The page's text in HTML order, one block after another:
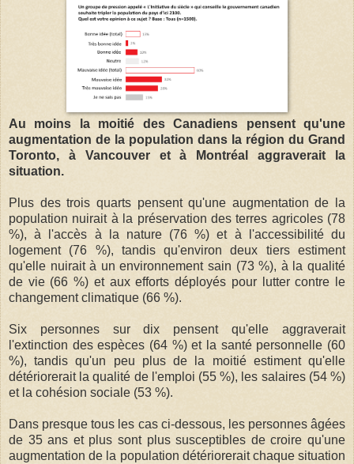
Au moins la moitié des Canadiens pensent qu'une
augmentation de la population dans la région du Grand
Toronto, à Vancouver et à Montréal aggraverait la
situation.
Plus des trois quarts pensent qu'une augmentation de la
population nuirait à la préservation des terres agricoles (78
%), à l'accès à la nature (76 %) et à l'accessibilité du
logement (76 %), tandis qu'environ deux tiers estiment
qu'elle nuirait à un environnement sain (73 %), à la qualité
de vie (66 %) et aux efforts déployés pour lutter contre le
changement climatique (66 %).
Six personnes sur dix pensent qu'elle aggraverait
l'extinction des espèces (64 %) et la santé personnelle (60
%), tandis qu'un peu plus de la moitié estiment qu'elle
détériorerait la qualité de l'emploi (55 %), les salaires (54 %)
et la cohésion sociale (53 %).
Dans presque tous les cas ci-dessous, les personnes âgées
de 35 ans et plus sont plus susceptibles de croire qu'une
augmentation de la population détériorerait chaque situation